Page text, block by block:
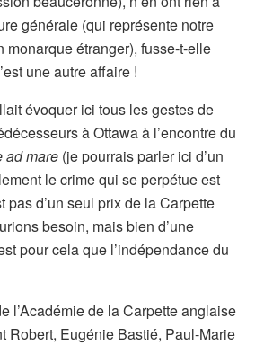
générale (qui représente notre
monarque étranger), fusse-t-elle
une autre affaire !
évoquer ici tous les gestes de
à Ottawa à l’encontre du
ad mare (je pourrais parler ici d’un
le crime qui se perpétue est
pas d’un seul prix de la Carpette
besoin, mais bien d’une
pour cela que l’indépendance du
l’Académie de la Carpette anglaise
Robert, Eugénie Bastié, Paul-Marie